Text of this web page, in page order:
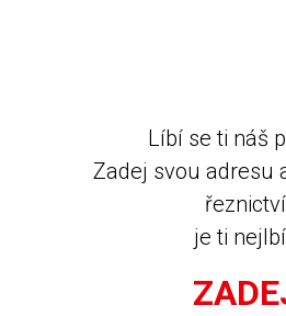
Líbí se ti náš
Zadej svou adresu
řeznictví
je ti